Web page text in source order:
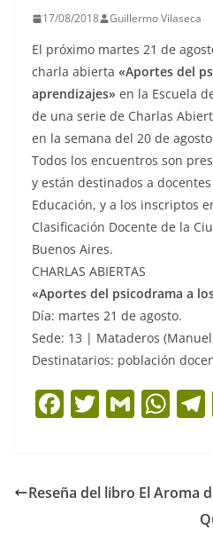
17/08/2018 Guillermo Vilaseca
El próximo martes 21 de
charla abierta «Aportes del
aprendizajes» en la Escuela
de una serie de Charlas
en la semana del 20 de
Todos los encuentros son
y están destinados a
Educación, y a los inscriptos
Clasificación Docente de la
Buenos Aires.
CHARLAS ABIERTAS
«Aportes del psicodrama a
Día: martes 21 de agosto.
Sede: 13 | Mataderos
Destinatarios: población
F
e
T
er
G
l
W
s
Reseña del libro El Aroma